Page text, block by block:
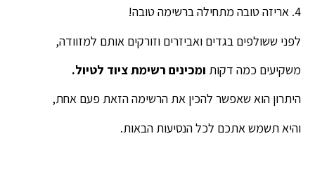
4. אריזה טובה מתחילה ברשימה טובה!
לפני ששולפים בגדים ואביזרים וזורקים אותם למזוודה,
משקיעים כמה דקות ומכינים רשימת ציוד לטיול.
היתרון הוא שאפשר להכין את הרשימה הזאת פעם אחת,
והיא תשמש אתכם לכל הנסיעות הבאות.